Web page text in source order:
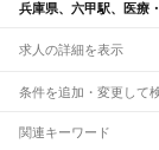
兵庫県、六甲駅、医療
求人の詳細を表示
条件を追加・変更して
市区町村を追加・変
関連キーワード